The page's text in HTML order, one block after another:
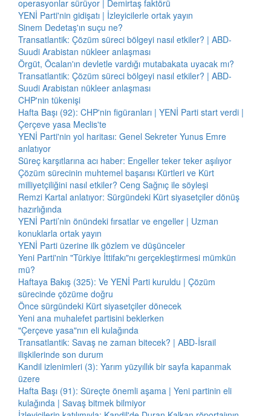
operasyonlar sürüyor | Demirtaş faktörü
YENİ Parti'nin gidişatı | İzleyicilerle ortak yayın
Sinem Dedetaş'ın suçu ne?
Transatlantik: Çözüm süreci bölgeyi nasıl etkiler? | ABD-
Suudi Arabistan nükleer anlaşması
Örgüt, Öcalan'ın devletle vardığı mutabakata uyacak mı?
Transatlantik: Çözüm süreci bölgeyi nasıl etkiler? | ABD-
Suudi Arabistan nükleer anlaşması
CHP'nin tükenişi
Hafta Başı (92): CHP'nin figüranları | YENİ Parti start verdi |
Çerçeve yasa Meclis'te
YENİ Parti'nin yol haritası: Genel Sekreter Yunus Emre
anlatıyor
Süreç karşıtlarına acı haber: Engeller teker teker aşılıyor
Çözüm sürecinin muhtemel başarısı Kürtleri ve Kürt
milliyetçiliğini nasıl etkiler? Ceng Sağnıç ile söyleşi
Remzi Kartal anlatıyor: Sürgündeki Kürt siyasetçiler dönüş
hazırlığında
YENİ Parti’nin önündeki fırsatlar ve engeller | Uzman
konuklarla ortak yayın
YENİ Parti üzerine ilk gözlem ve düşünceler
Yeni Parti'nin "Türkiye İttifakı"nı gerçekleştirmesi mümkün
mü?
Haftaya Bakış (325): Ve YENİ Parti kuruldu | Çözüm
sürecinde çözüme doğru
Önce sürgündeki Kürt siyasetçiler dönecek
Yeni ana muhalefet partisini beklerken
"Çerçeve yasa"nın eli kulağında
Transatlantik: Savaş ne zaman bitecek? | ABD-İsrail
ilişkilerinde son durum
Kandil izlenimleri (3): Yarım yüzyıllık bir sayfa kapanmak
üzere
Hafta Başı (91): Süreçte önemli aşama | Yeni partinin eli
kulağında | Savaş bitmek bilmiyor